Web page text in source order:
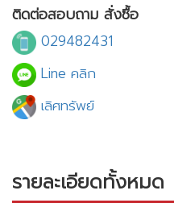
ติดต่อสอบถาม สั่งซื้อ
029482431
Line คลิก
เลิศทรัพย์
รายละเอียดทั้งหมด